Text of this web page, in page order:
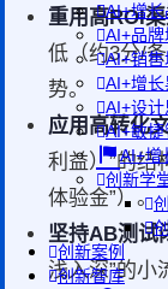
AI+增
AI+品
AI+销
AI+增
AI+设
AI+敏
AI+增
创新学
创新案例
创新智库
重用高ROI
低（约3分/
势。
应用高转化
利益）”的结
体验金”）。
坚持AB测试
浅入深”的小